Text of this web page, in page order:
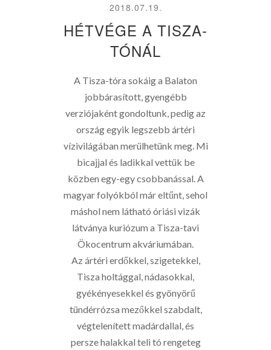
2018.07.19.
HÉTVÉGE A TISZA-
TÓNÁL
A Tisza-tóra sokáig a Balaton
jobbárasított, gyengébb
verziójaként gondoltunk, pedig az
ország egyik legszebb ártéri
vízivilágában merülhetünk meg. Mi
bicajjal és ladikkal vettük be
közben egy-egy csobbanással. A
magyar folyókból már eltűnt, sehol
máshol nem látható óriási vizák
látványa kuriózum a Tisza-tavi
Ökocentrum akváriumában.
Az ártéri erdőkkel, szigetekkel,
Tisza holtággal, nádasokkal,
gyékényesekkel és gyönyörű
tündérrózsa mezőkkel szabdalt,
végtelenített madárdallal, és
persze halakkal teli tó rengeteg